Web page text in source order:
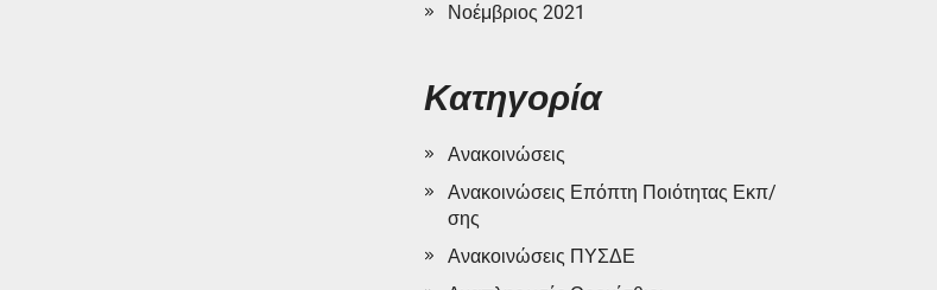
Νοέμβριος 2021
Κατηγορία
Ανακοινώσεις
Ανακοινώσεις Επόπτη Ποιότητας Εκπ/
σης
Ανακοινώσεις ΠΥΣΔΕ